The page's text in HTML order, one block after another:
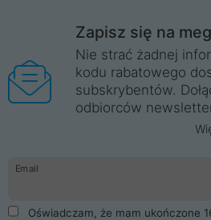
Zapisz się na
Nie strać żadnej
kodu rabatowego
subskrybentów.
odbiorców
Email
Oświadczam, że mam ukończone